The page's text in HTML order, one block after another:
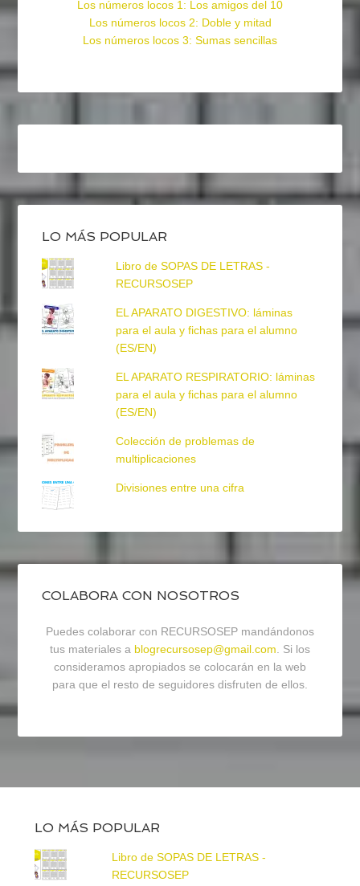
Los números locos 1: Los amigos del 10
Los números locos 2: Doble y mitad
Los números locos 3: Sumas sencillas
LO MÁS POPULAR
Libro de SOPAS DE LETRAS -
RECURSOSEP
EL APARATO DIGESTIVO: láminas
para el aula y fichas para el alumno
(ES/EN)
EL APARATO RESPIRATORIO: láminas
para el aula y fichas para el alumno
(ES/EN)
Colección de problemas de
multiplicaciones
Divisiones entre una cifra
COLABORA CON NOSOTROS
Puedes colaborar con RECURSOSEP mandándonos
tus materiales a blogrecursosep@gmail.com. Si los
consideramos apropiados se colocarán en la web
para que el resto de seguidores disfruten de ellos.
LO MÁS POPULAR
Libro de SOPAS DE LETRAS -
RECURSOSEP